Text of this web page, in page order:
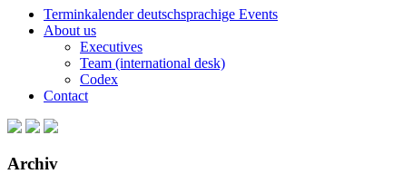
Terminkalender deutschsprachige Events
About us
Executives
Team (international desk)
Codex
Contact
Archiv